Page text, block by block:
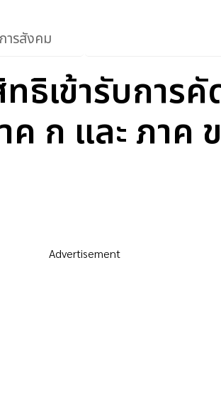
ารสังคม
ธิเข้ารับการ
ก และ ภาค ข
Advertisement